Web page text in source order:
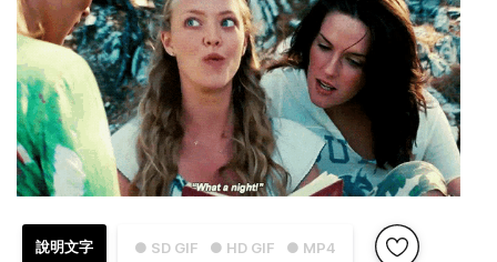
● SD GIF ● HD GIF ● MP4
說明文字